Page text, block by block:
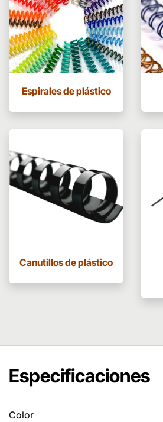
Espirales de plástico
Canutillos de plástico
Especificaciones
Color